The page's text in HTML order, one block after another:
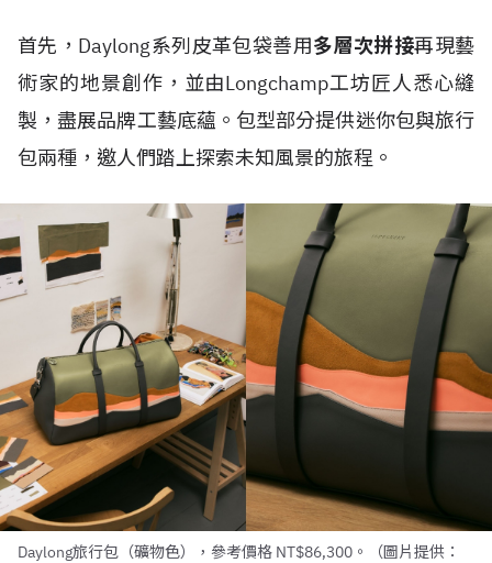
首先，Daylong系列皮革包袋善用多層次拼接再現藝
術家的地景創作，並由Longchamp工坊匠人悉心縫
製，盡展品牌工藝底蘊。包型部分提供迷你包與旅行
包兩種，邀人們踏上探索未知風景的旅程。
Daylong旅行包（礦物色），參考價格 NT$86,300。（圖片提供：